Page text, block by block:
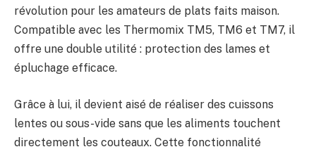
révolution pour les amateurs de plats faits maison.
Compatible avec les Thermomix TM5, TM6 et TM7, il
offre une double utilité : protection des lames et
épluchage efficace.
Grâce à lui, il devient aisé de réaliser des cuissons
lentes ou sous-vide sans que les aliments touchent
directement les couteaux. Cette fonctionnalité